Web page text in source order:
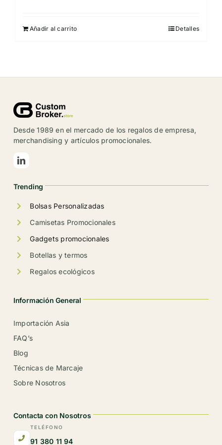
Añadir al carrito Detalles
Desde 1989 en el mercado de los regalos de empresa,
merchandising y artículos promocionales.
Trending
Bolsas Personalizadas
Camisetas Promocionales
Gadgets promocionales
Botellas y termos
Regalos ecológicos
Información General
Importación Asia
FAQ’s
Blog
Técnicas de Marcaje
Sobre Nosotros
Contacta con Nosotros
TELÉFONO
91 380 11 94